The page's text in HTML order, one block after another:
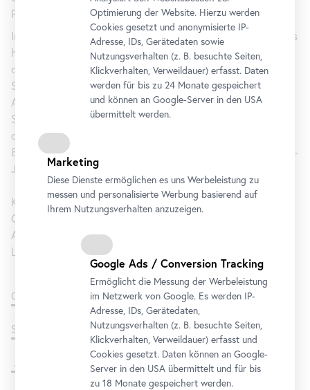
Produktion die Komplexität der jeweiligen Zeit.
In jedem Sammlungsbereich sind ausgewählte Selbstporträts
hervorgehoben. Sie dienen als Leitmotiv und machen über
die Jahrhunderte ein sich wandelndes Bild und
Selbstverständnis von Künstler*innen zwischen Anonymität,
Abhängigkeit und Autonomie nachvollziehbar. Die
Selbstporträts begleiten den chronologischen Rundgang
durch die weltbekannte Sammlung des Belvedere – durch
800 Jahre Kunstgeschichte vom Mittelalter bis in die 1970er-
Jahre.
Kuratiert von Björn Blauensteiner, Verena Gamper, Sabine
Grabner, Arnika Groenewald-Schmidt, Maike Hohn,
Alexander Klee, Harald Krejci, Georg Lechner, Katharina
Lovecky, Franz Smola und Luisa Ziaja.
Gustav Klimt, Liebespaar (Kuss)
Sammlung
File Ausstellungsfolder Deutsch | Englisch
Optimierung der Website. Hierzu werden
Cookies gesetzt und anonymisierte IP-
Adresse, IDs, Gerätedaten sowie
Nutzungsverhalten (z. B. besuchte Seiten,
Klickverhalten, Verweildauer) erfasst. Daten
werden für bis zu 24 Monate gespeichert
und können an Google-Server in den USA
übermittelt werden.
Marketing
Diese Dienste ermöglichen es uns Werbeleistung zu
messen und personalisierte Werbung basierend auf
Ihrem Nutzungsverhalten anzuzeigen.
Google Ads / Conversion Tracking
Ermöglicht die Messung der Werbeleistung
im Netzwerk von Google. Es werden IP-
Adresse, IDs, Gerätedaten,
Nutzungsverhalten (z. B. besuchte Seiten,
Klickverhalten, Verweildauer) erfasst und
Cookies gesetzt. Daten können an Google-
Server in den USA übermittelt und für bis
zu 18 Monate gespeichert werden.